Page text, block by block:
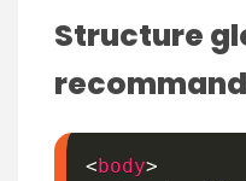
Structure
<body>